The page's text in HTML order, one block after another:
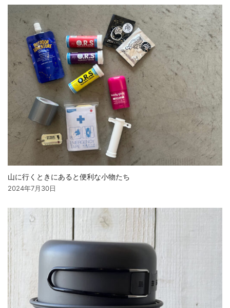
山に行くときにあると便利な小物たち
2024年7月30日